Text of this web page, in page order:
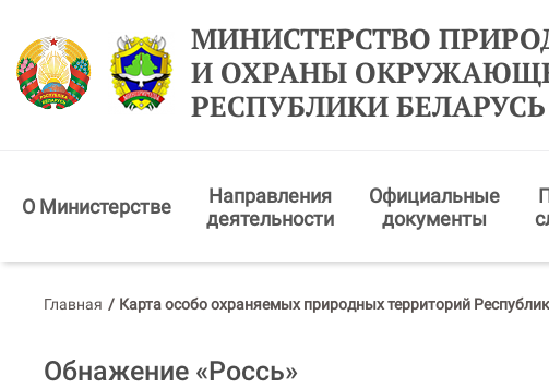
МИНИСТЕРСТВО
И ОХРАНЫ
РЕСПУБЛИКИ БЕЛАРУСЬ
О Министерстве
Направления
деятельности
Официальные
документы
Главная / Карта особо охраняемых природных территорий
Обнажение «Россь»